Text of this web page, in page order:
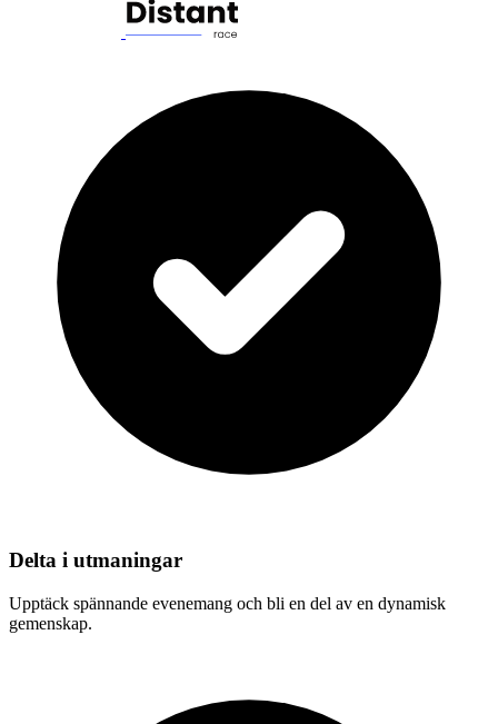
Delta i utmaningar
Upptäck spännande evenemang och bli en del av en dynamisk
gemenskap.